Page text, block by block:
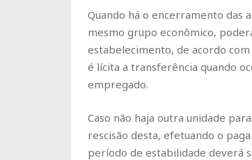
Quando há o encerramento das
mesmo grupo econômico,
estabelecimento, de acordo
é lícita a transferência quando
empregado.
Caso não haja outra unidade
rescisão desta, efetuando o
período de estabilidade deverá